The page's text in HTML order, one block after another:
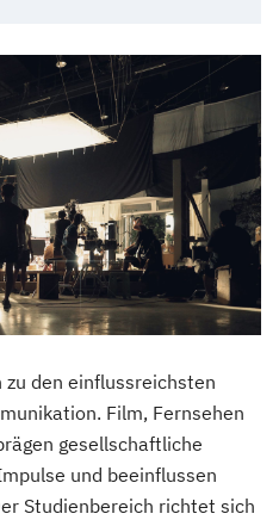
den einflussreichsten
Film, Fernsehen
gesellschaftliche
und beeinflussen
Studienbereich richtet sich